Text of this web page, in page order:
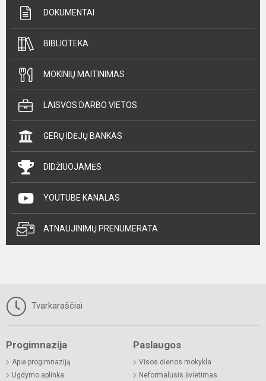
DOKUMENTAI
BIBLIOTEKA
MOKINIŲ MAITINIMAS
LAISVOS DARBO VIETOS
GERŲ IDĖJŲ BANKAS
DIDŽIUOJAMĖS
YOUTUBE KANALAS
ATNAUJINIMŲ PRENUMERATA
Tvarkaraščiai
Progimnazija
Apie progimnaziją
Ugdymo aplinka
Paslaugos
Visos dienos mokykla
Neformalusis švietimas